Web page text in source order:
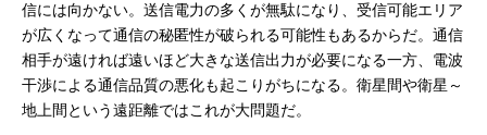
信には向かない。送信電力の多くが無駄になり、受信可能エリア
が広くなって通信の秘匿性が破られる可能性もあるからだ。通信
相手が遠ければ遠いほど大きな送信出力が必要になる一方、電波
干渉による通信品質の悪化も起こりがちになる。衛星間や衛星～
地上間という遠距離ではこれが大問題だ。